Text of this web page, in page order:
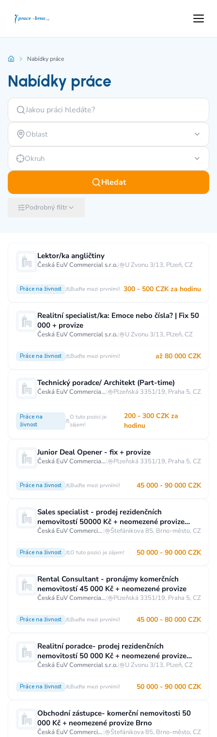
Nabídky práce
Nabídky práce
Oblast
Okruh
Hledat
Podrobný filtr
Lektor/ka angličtiny
Česká EuV Commercial s.r.o.| U Zvonu 3/13, Plzeň, CZ
Práce na živnost Buďte mezi prvními! 300 - 500 CZK za hodinu
Realitní specialist/ka: Emoce nebo čísla? | Fix 50
000 + provize
Česká EuV Commercial s.r.o.| U Zvonu 3/13, Plzeň, CZ
Práce na živnost Buďte mezi prvními! až 80 000 CZK
Technický poradce/ Architekt (Part-time)
Česká EuV Commercial s.r.o.| Plzeňská 3351/19, Praha 5, CZ
Práce na
živnost
O tuto pozici je
zájem!
200 - 300 CZK za
hodinu
Junior Deal Opener - fix + provize
Česká EuV Commercial s.r.o.| Plzeňská 3351/19, Praha 5, CZ
Práce na živnost Buďte mezi prvními! 45 000 - 90 000 CZK
Sales specialist - prodej rezidenčních
nemovitostí 50000 Kč + neomezené provize
Brno
Česká EuV Commercial s.r.o.| Štefánikova 85, Brno-město, CZ
Práce na živnost O tuto pozici je zájem! 50 000 - 90 000 CZK
Rental Consultant - pronájmy komerčních
nemovitostí 45 000 Kč + neomezené provize
Česká EuV Commercial s.r.o.| Plzeňská 3351/19, Praha 5, CZ
Práce na živnost Buďte mezi prvními! 45 000 - 80 000 CZK
Realitní poradce- prodej rezidenčních
nemovitostí 50 000 Kč + neomezené provize
Plzeň
Česká EuV Commercial s.r.o.| U Zvonu 3/13, Plzeň, CZ
Práce na živnost Buďte mezi prvními! 50 000 - 90 000 CZK
Obchodní zástupce- komerční nemovitosti 50
000 Kč + neomezené provize Brno
Česká EuV Commercial s.r.o.| Štefánikova 85, Brno-město, CZ
Měsíční plat
40 000 CZK a více
60 000 CZK a více
Ostatní mzdy
za hodinu
Práce na plný úvazek
Práce na zkrácený úvazek
Krátkodobá práce
Stáž / Trainee
Vzdělání
Vzdělání není podstatné
Základní
Odborné vyučení bez maturity
Vyšší odborné
Bakalářské
Vysokoškolské / universitní
MBA, MBT, postgraduální studium